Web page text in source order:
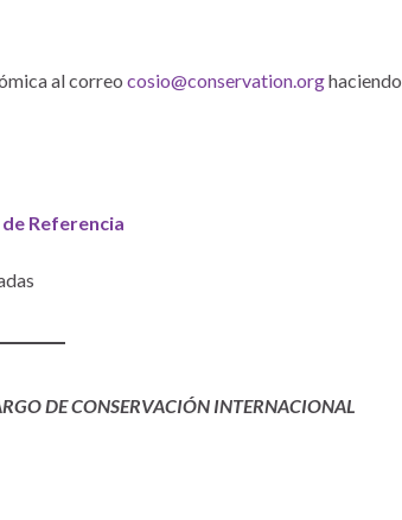
al correo cosio@conservation.orghaciendo
Referencia
DE CONSERVACIÓN INTERNACIONAL